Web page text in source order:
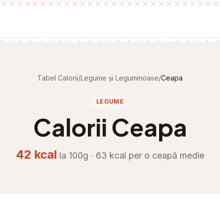
Tabel Calorii/Legume și Leguminoase/Ceapa
LEGUME
Calorii Ceapa
42 kcal la 100g · 63 kcal per o ceapă medie